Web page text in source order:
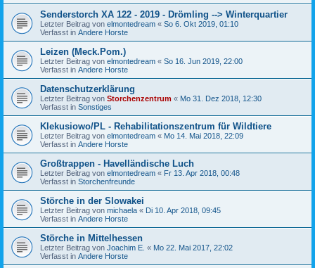
Senderstorch XA 122 - 2019 - Drömling --> Winterquartier
Letzter Beitrag von elmontedream « So 6. Okt 2019, 01:10
Verfasst in Andere Horste
Leizen (Meck.Pom.)
Letzter Beitrag von elmontedream « So 16. Jun 2019, 22:00
Verfasst in Andere Horste
Datenschutzerklärung
Letzter Beitrag von Storchenzentrum « Mo 31. Dez 2018, 12:30
Verfasst in Sonstiges
Klekusiowo/PL - Rehabilitationszentrum für Wildtiere
Letzter Beitrag von elmontedream « Mo 14. Mai 2018, 22:09
Verfasst in Andere Horste
Großtrappen - Havelländische Luch
Letzter Beitrag von elmontedream « Fr 13. Apr 2018, 00:48
Verfasst in Storchenfreunde
Störche in der Slowakei
Letzter Beitrag von michaela « Di 10. Apr 2018, 09:45
Verfasst in Andere Horste
Störche in Mittelhessen
Letzter Beitrag von Joachim E. « Mo 22. Mai 2017, 22:02
Verfasst in Andere Horste